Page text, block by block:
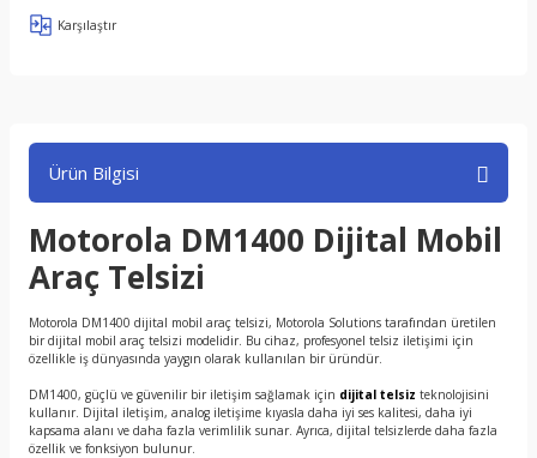
Karşılaştır
Ürün Bilgisi
Motorola DM1400 Dijital Mobil
Araç Telsizi
Motorola DM1400 dijital mobil araç telsizi, Motorola Solutions tarafından üretilen
bir dijital mobil araç telsizi modelidir. Bu cihaz, profesyonel telsiz iletişimi için
özellikle iş dünyasında yaygın olarak kullanılan bir üründür.
DM1400, güçlü ve güvenilir bir iletişim sağlamak için dijital telsiz teknolojisini
kullanır. Dijital iletişim, analog iletişime kıyasla daha iyi ses kalitesi, daha iyi
kapsama alanı ve daha fazla verimlilik sunar. Ayrıca, dijital telsizlerde daha fazla
özellik ve fonksiyon bulunur.